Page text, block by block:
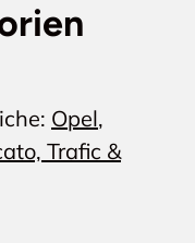
Opel,
Trafic &